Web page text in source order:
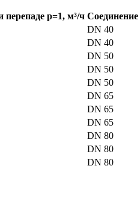
перепаде р=1, м³/ч Соединение
DN 40
DN 40
DN 50
DN 50
DN 50
DN 65
DN 65
DN 65
DN 80
DN 80
DN 80